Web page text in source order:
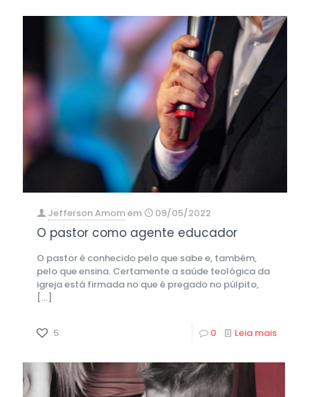
Jefferson Amomem 09/05/2022
O pastor como agente educador
O pastor é conhecido pelo que sabe e, também,
pelo que ensina. Certamente a saúde teológica da
igreja está firmada no que é pregado no púlpito,
[…]
5 0 Leia mais